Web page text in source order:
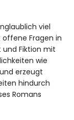
viel
offene Fragen in
und Fiktion mit
wie
erzeugt
hindurch
Romans